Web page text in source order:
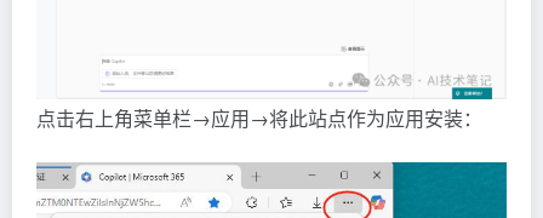
点击右上角菜单栏→应用→将此站点作为应用安装：